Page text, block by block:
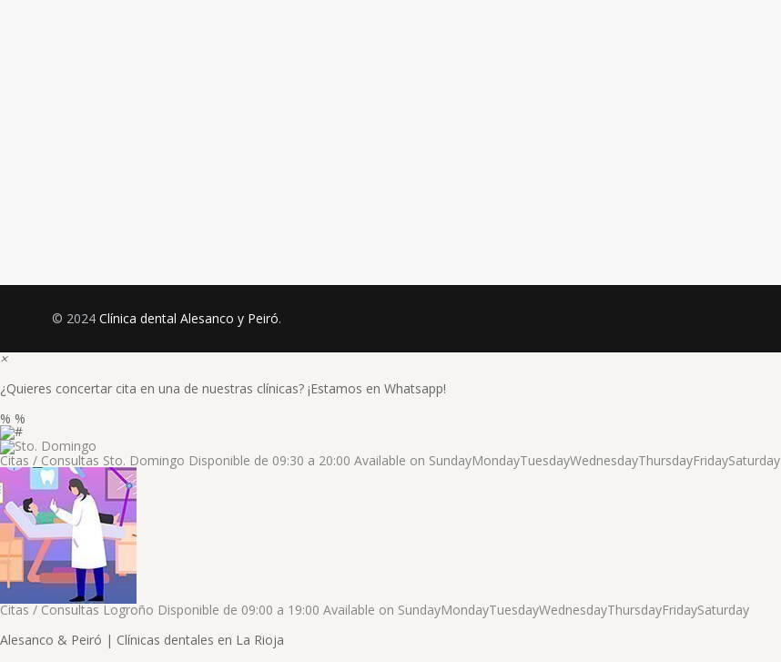
© 2024 Clínica dental Alesanco y Peiró.
×
¿Quieres concertar cita en una de nuestras clínicas? ¡Estamos en Whatsapp!
% %
Citas / Consultas Sto. Domingo Disponible de 09:30 a 20:00 Available on SundayMondayTuesdayWednesdayThursdayFridaySaturday
Citas / Consultas Logroño Disponible de 09:00 a 19:00 Available on SundayMondayTuesdayWednesdayThursdayFridaySaturday
Alesanco & Peiró | Clínicas dentales en La Rioja